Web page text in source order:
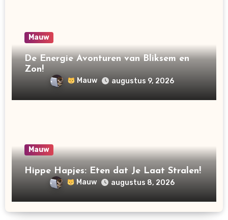
Mauw
De Energie Avonturen van Bliksem en
Zon!
Mauw augustus 9, 2026
Mauw
Hippe Hapjes: Eten dat Je Laat Stralen!
Mauw augustus 8, 2026